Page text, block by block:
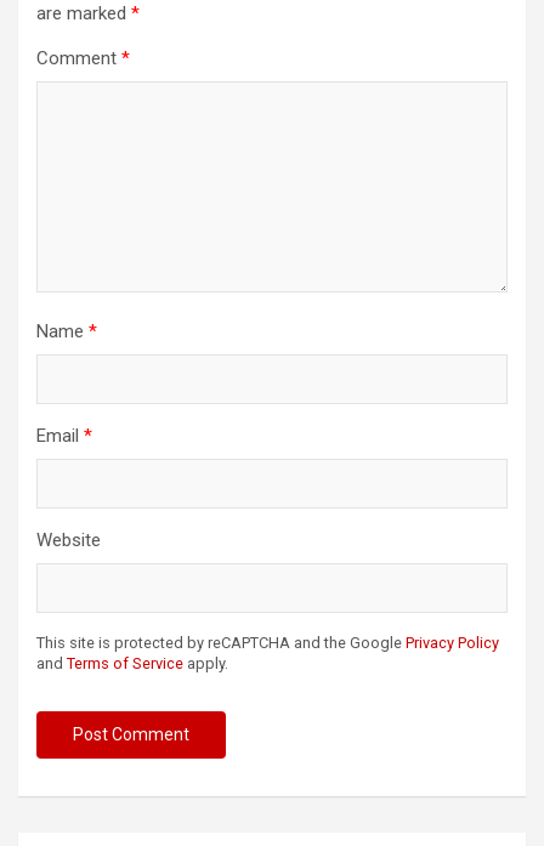
are marked *
Comment *
Name *
Email *
Website
This site is protected by reCAPTCHA and the Google Privacy Policy
and Terms of Service apply.